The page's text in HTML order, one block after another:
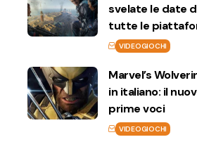
svelate le date
tutte le
VIDEOGIOCHI
Marvel’s
in italiano: il
prime voci
VIDEOGIOCHI